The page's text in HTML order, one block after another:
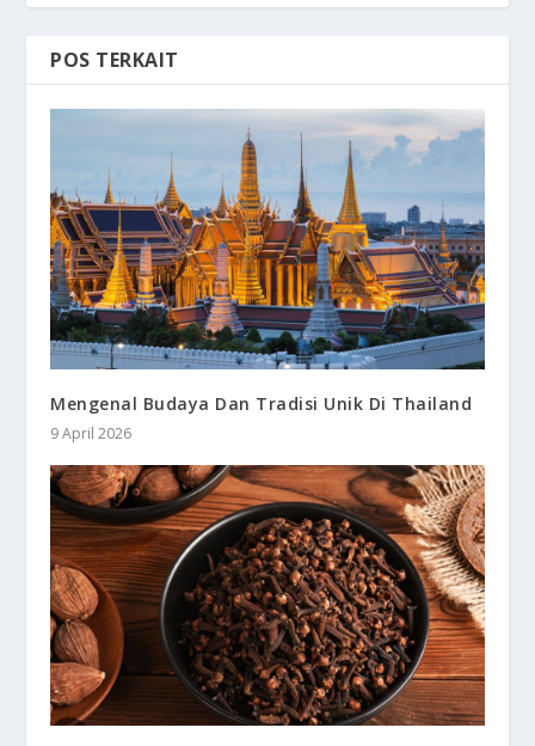
POS TERKAIT
Mengenal Budaya Dan Tradisi Unik Di Thailand
9 April 2026